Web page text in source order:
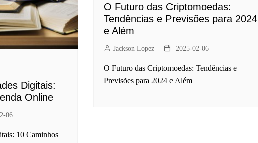
Digitais:
Online
06
10 Caminhos
O Futuro das Criptomoedas:
Tendências e Previsões para 2024
e Além
Jackson Lopez 2025-02-06
O Futuro das Criptomoedas: Tendências e
Previsões para 2024 e Além